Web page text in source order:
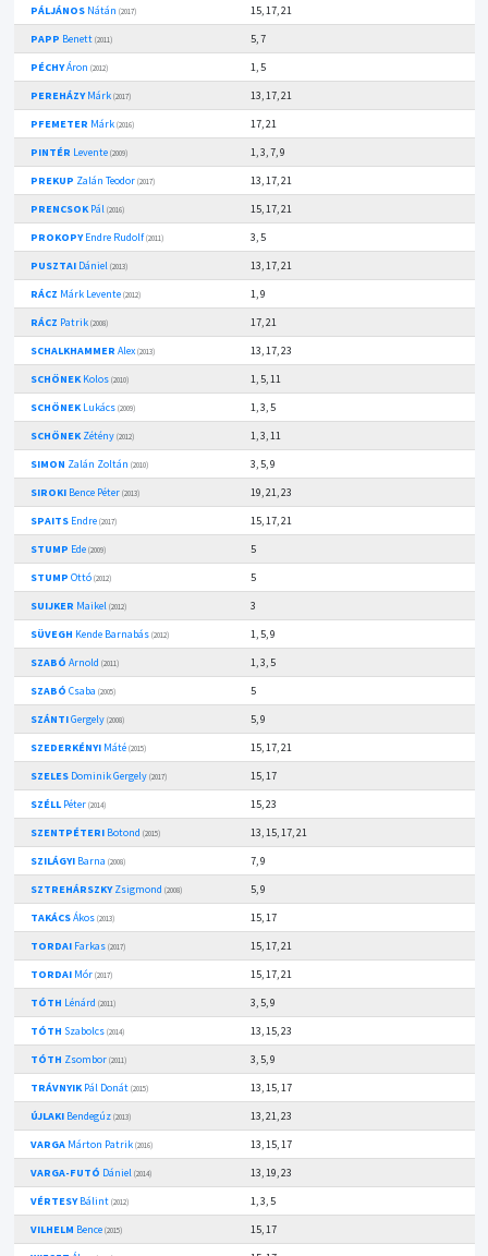
PÁLJÁNOS Nátán (2017)
15, 17, 21
PAPP Benett (2011)
5, 7
PÉCHYÁron (2012)
1, 5
PEREHÁZYMárk (2017)
13, 17, 21
PFEMETER Márk (2016)
17, 21
PINTÉR Levente (2009)
1, 3, 7, 9
PREKUP Zalán Teodor (2017)
13, 17, 21
PRENCSOKPál (2016)
15, 17, 21
PROKOPYEndre Rudolf(2011)
3, 5
PUSZTAIDániel (2013)
13, 17, 21
RÁCZ Márk Levente (2012)
1, 9
RÁCZ Patrik (2008)
17, 21
SCHALKHAMMER Alex (2013)
13, 17, 23
SCHÖNEKKolos (2010)
1, 5, 11
SCHÖNEKLukács (2009)
1, 3, 5
SCHÖNEKZétény (2012)
1, 3, 11
SIMON Zalán Zoltán (2010)
3, 5, 9
SIROKIBence Péter (2013)
19, 21, 23
SPAITSEndre (2017)
15, 17, 21
STUMP Ede (2009)
5
STUMP Ottó (2012)
5
SUIJKER Maikel (2012)
3
SÜVEGH Kende Barnabás (2012)
1, 5, 9
SZABÓ Arnold (2011)
1, 3, 5
SZABÓ Csaba (2005)
5
SZÁNTIGergely (2008)
5, 9
SZEDERKÉNYIMáté (2015)
15, 17, 21
SZELESDominik Gergely (2017)
15, 17
SZÉLLPéter (2014)
15, 23
SZENTPÉTERIBotond (2015)
13, 15, 17, 21
SZILÁGYIBarna (2008)
7, 9
SZTREHÁRSZKYZsigmond (2008)
5, 9
TAKÁCSÁkos (2013)
15, 17
TORDAIFarkas (2017)
15, 17, 21
TORDAIMór (2017)
15, 17, 21
TÓTH Lénárd (2011)
3, 5, 9
TÓTH Szabolcs (2014)
13, 15, 23
TÓTH Zsombor (2011)
3, 5, 9
TRÁVNYIKPál Donát (2015)
13, 15, 17
ÚJLAKIBendegúz (2013)
13, 21, 23
VARGAMárton Patrik (2016)
13, 15, 17
VARGA-FUTÓ Dániel (2014)
13, 19, 23
VÉRTESYBálint (2012)
1, 3, 5
VILHELM Bence (2015)
15, 17